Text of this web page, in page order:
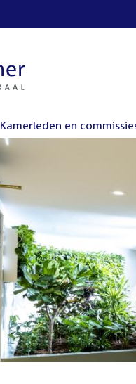
Kamerleden en